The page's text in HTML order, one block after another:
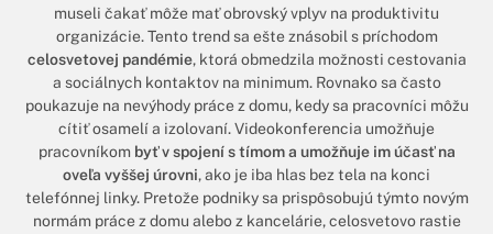
museli čakať môže mať obrovský vplyv na produktivitu
organizácie. Tento trend sa ešte znásobil s príchodom
celosvetovej pandémie, ktorá obmedzila možnosti cestovania
a sociálnych kontaktov na minimum. Rovnako sa často
poukazuje na nevýhody práce z domu, kedy sa pracovníci môžu
cítiť osamelí a izolovaní. Videokonferencia umožňuje
pracovníkom byť v spojení s tímom a umožňuje im účasť na
oveľa vyššej úrovni, ako je iba hlas bez tela na konci
telefónnej linky. Pretože podniky sa prispôsobujú týmto novým
normám práce z domu alebo z kancelárie, celosvetovo rastie